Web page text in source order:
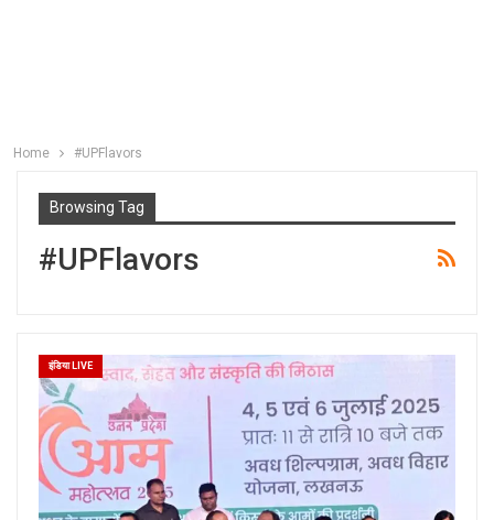
Home #UPFlavors
Browsing Tag
#UPFlavors
इंडिया LIVE